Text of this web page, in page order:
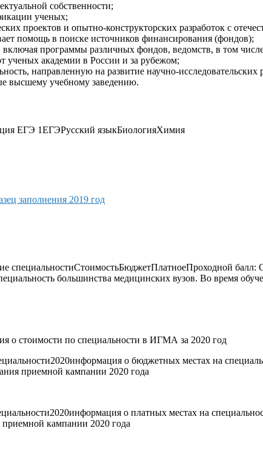
собственности;
ученых;
проектов и опытно-конструкторских разработок с
помощь в поиске источников финансирования (фондов);
программы различных фондов, ведомств, в том
ученых академии в России и за рубежом;
направленную на развитие научно-исследовательских
высшему учебному заведению.
ЕГЭ 1ЕГЭРусский языкБиологияХимия
заполнения 2019 год
специальностиСтоимостьБюджетПлатноеПроходной балл:
большинства медицинских вузов. Во время
о стоимости по специальности в ИГМА за 2020 год
2020информация о бюджетных местах на
приемной кампании 2020 года
2020информация о платных местах на
приемной кампании 2020 года